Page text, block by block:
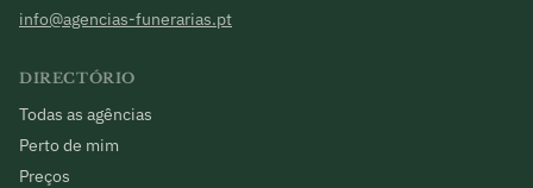
info@agencias-funerarias.pt
DIRECTÓRIO
Todas as agências
Perto de mim
Preços